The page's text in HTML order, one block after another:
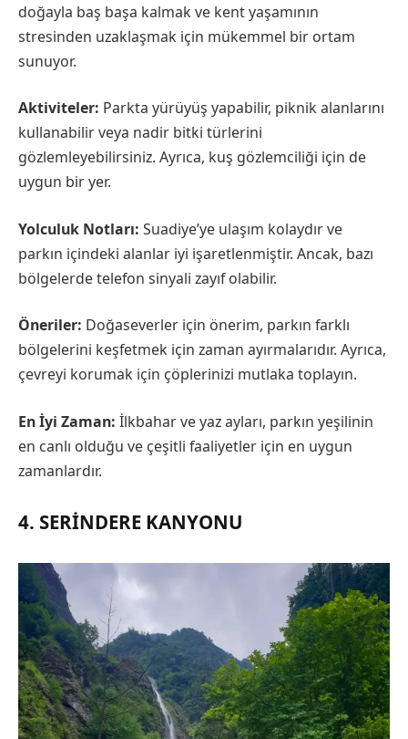
doğayla baş başa kalmak ve kent yaşamının
stresinden uzaklaşmak için mükemmel bir ortam
sunuyor.
Aktiviteler: Parkta yürüyüş yapabilir, piknik alanlarını
kullanabilir veya nadir bitki türlerini
gözlemleyebilirsiniz. Ayrıca, kuş gözlemciliği için de
uygun bir yer.
Yolculuk Notları: Suadiye’ye ulaşım kolaydır ve
parkın içindeki alanlar iyi işaretlenmiştir. Ancak, bazı
bölgelerde telefon sinyali zayıf olabilir.
Öneriler: Doğaseverler için önerim, parkın farklı
bölgelerini keşfetmek için zaman ayırmalarıdır. Ayrıca,
çevreyi korumak için çöplerinizi mutlaka toplayın.
En İyi Zaman: İlkbahar ve yaz ayları, parkın yeşilinin
en canlı olduğu ve çeşitli faaliyetler için en uygun
zamanlardır.
4. SERINDERE KANYONU